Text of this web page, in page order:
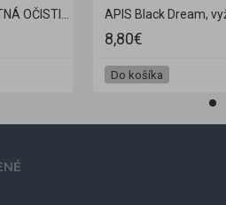
8,80€
Do košíka